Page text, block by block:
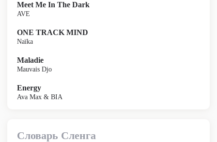
Meet Me In The Dark
AVE
ONE TRACK MIND
Naïka
Maladie
Mauvais Djo
Energy
Ava Max & BIA
Словарь Сленга